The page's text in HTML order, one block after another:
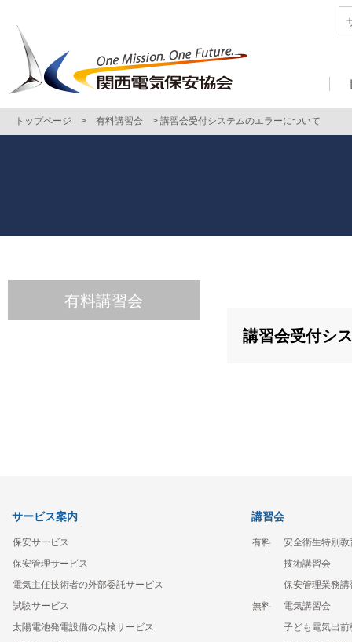
トップページ > 有料講習会 > 講習会受付システムのエラーについて
講習会受付シ
有料講習会
サービス案内
保安サービス
保安管理サービス
電気主任技術者の外部委託サービス
試験サービス
太陽電池発電設備の点検サービス
講習会
有料
安全衛生特別教
技術講習会
保安管理業務
無料
電気講習会
子ども電気出前